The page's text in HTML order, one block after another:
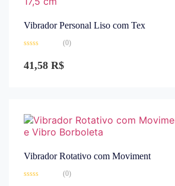
Vibrador Personal Liso com Tex
0
de
(0)
41,58 R$
Vibrador Rotativo com Moviment
(0)